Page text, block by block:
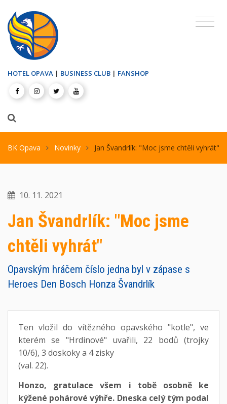
HOTEL OPAVA | BUSINESS CLUB | FANSHOP
BK Opava Novinky Jan Švandrlík: "Moc jsme chtěli vyhrát"
10. 11. 2021
Jan Švandrlík: "Moc jsme
chtěli vyhrát"
Opavským hráčem číslo jedna byl v zápase s
Heroes Den Bosch Honza Švandrlík
Ten vložil do vítězného opavského "kotle", ve
kterém se "Hrdinové" uvařili, 22 bodů (trojky
10/6), 3 doskoky a 4 zisky
(val. 22).
Honzo, gratulace všem i tobě osobně ke
kýžené pohárové výhře. Dneska celý tým podal